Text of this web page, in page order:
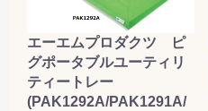
エーエムプロダクツ ピ
グポータブルユーティリ
ティートレー
(PAK1292A/PAK1291A/